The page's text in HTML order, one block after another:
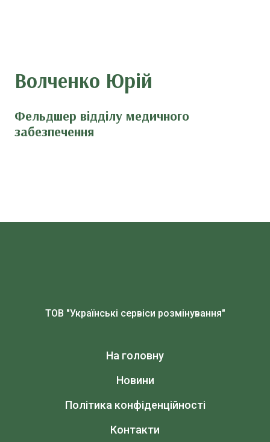
Волченко Юрій
Фельдшер відділу медичного
забезпечення
ТОВ "Українські сервіси розмінування"
На головну
Новини
Політика конфіденційності
Контакти